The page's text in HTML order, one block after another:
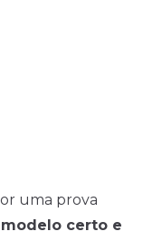
uma prova
certo e